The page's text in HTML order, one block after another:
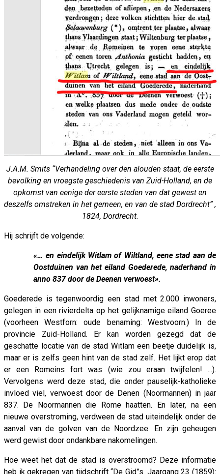
J.A.M. Smits “Verhandeling over den alouden staat, de eerste
bevolking en vroegste geschiedenis van Zuid-Holland, en de
opkomst van eenige der eerste steden van dat gewest en
deszelfs omstreken in het gemeen, en van de stad Dordrecht” ,
1824, Dordrecht.
Hij schrijft de volgende:
«… en eindelijk Witlam of Wiltland, eene stad aan de
Oostduinen van het eiland Goederede, naderhand in
anno 837 door de Deenen verwoest».
Goederede is tegenwoordig een stad met 2.000 inwoners,
gelegen in een rivierdelta op het gelijknamige eiland Goeree
(voorheen Westforn: oude benaming: Westvoorn.) In de
provincie Zuid-Holland. Er kan worden gezegd dat de
geschatte locatie van de stad Witlam een beetje duidelijk is,
maar er is zelfs geen hint van de stad zelf. Het lijkt erop dat
er een Romeins fort was (wie zou eraan twijfelen! ...).
Vervolgens werd deze stad, die onder pauselijk-katholieke
invloed viel, verwoest door de Denen (Noormannen) in jaar
837. De Noormannen die Rome haatten. En later, na een
nieuwe overstroming, verdween de stad uiteindelijk onder de
aanval van de golven van de Noordzee. En zijn geheugen
werd gewist door ondankbare nakomelingen.
Hoe weet het dat de stad is overstroomd? Deze informatie
heb ik gekregen van tijdschrift “De Gid”s. Jaargang 23 (1859):